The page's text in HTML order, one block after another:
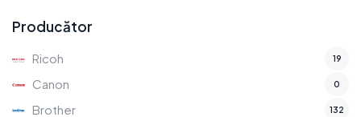
Producător
Ricoh 19
Canon 0
Brother 132